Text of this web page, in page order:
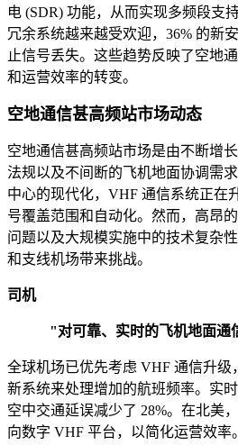
电 (SDR) 功能，从而实现多频段支
冗余系统越来越受欢迎，36% 的新
止信号丢失。这些趋势反映了空地
和运营效率的转变。
空地通信甚高频站市场动态
空地通信甚高频站市场是由不断增
法规以及不间断的飞机地面协调需
中心的现代化，VHF 通信系统正在
号覆盖范围和自动化。然而，高昂
问题以及大规模实施中的技术复杂
和支线机场带来挑战。
司机
"对可靠、实时的飞机地面通
全球机场已优先考虑 VHF 通信升级
新系统来处理增加的航班频率。实
空中交通延误减少了 28%。在北美
向数字 VHF 平台，以简化运营效率